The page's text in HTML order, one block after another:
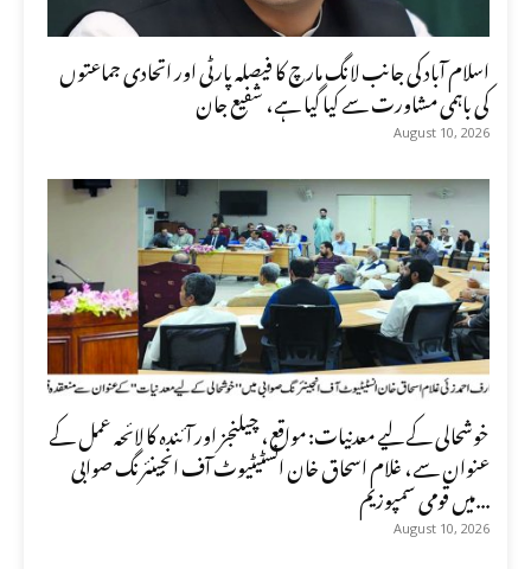
اسلام آباد کی جانب لانگ مارچ کا فیصلہ پارٹی اور اتحادی جماعتوں
کی باہمی مشاورت سے کیا گیا ہے، شفیع جان
August 10, 2026
خوشحالی کے لیے معدنیات: مواقع، چیلنجز اور آئندہ کا لائحہ عمل کے
عنوان سے، غلام اسحاق خان انسٹیٹیوٹ آف انجینئرنگ صوابی
میں قومی سمپوزیم...
August 10, 2026